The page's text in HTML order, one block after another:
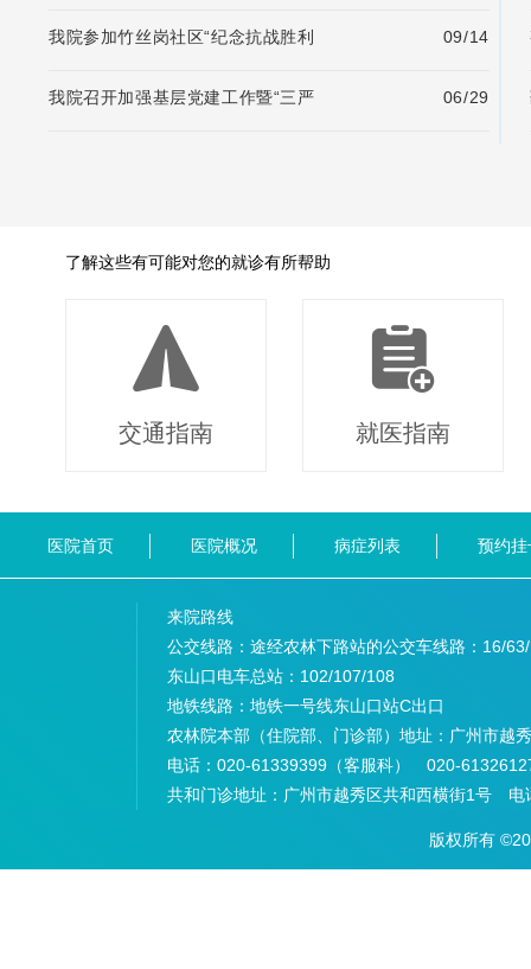
09/14
我院参加竹丝岗社区“纪念抗战胜利
06/29
我院召开加强基层党建工作暨“三严
了解这些有可能对您的就诊有所帮助
交通指南 就医指南
医院首页 医院概况 病症列表 预约挂
来院路线
公交线路：途经农林下路站的公交车线路： 16/
东山口电车总站： 102/107/108
地铁线路： 地铁一号线东山口站C出口
农林院本部（住院部、门诊部）地址： 广州市越
电话： 020-61339399（客服科） 020-
共和门诊地址： 广州市越秀区共和西横街1号 电
版权所有